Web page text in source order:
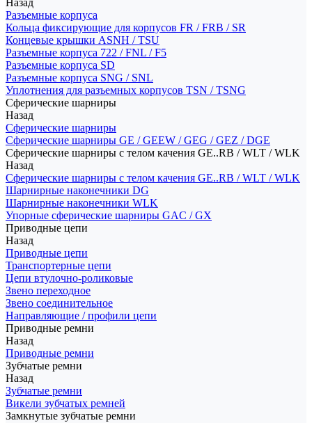
Назад
Разъемные корпуса
Кольца фиксирующие для корпусов FR / FRB / SR
Концевые крышки ASNH / TSU
Разъемные корпуса 722 / FNL / F5
Разъемные корпуса SD
Разъемные корпуса SNG / SNL
Уплотнения для разъемных корпусов TSN / TSNG
Сферические шарниры
Назад
Сферические шарниры
Сферические шарниры GE / GEEW / GEG / GEZ / DGE
Сферические шарниры с телом качения GE..RB / WLT / WLK
Назад
Сферические шарниры с телом качения GE..RB / WLT / WLK
Шарнирные наконечники DG
Шарнирные наконечники WLK
Упорные сферические шарниры GAC / GX
Приводные цепи
Назад
Приводные цепи
Транспортерные цепи
Цепи втулочно-роликовые
Звено переходное
Звено соединительное
Направляющие / профили цепи
Приводные ремни
Назад
Приводные ремни
Зубчатые ремни
Назад
Зубчатые ремни
Викели зубчатых ремней
Замкнутые зубчатые ремни